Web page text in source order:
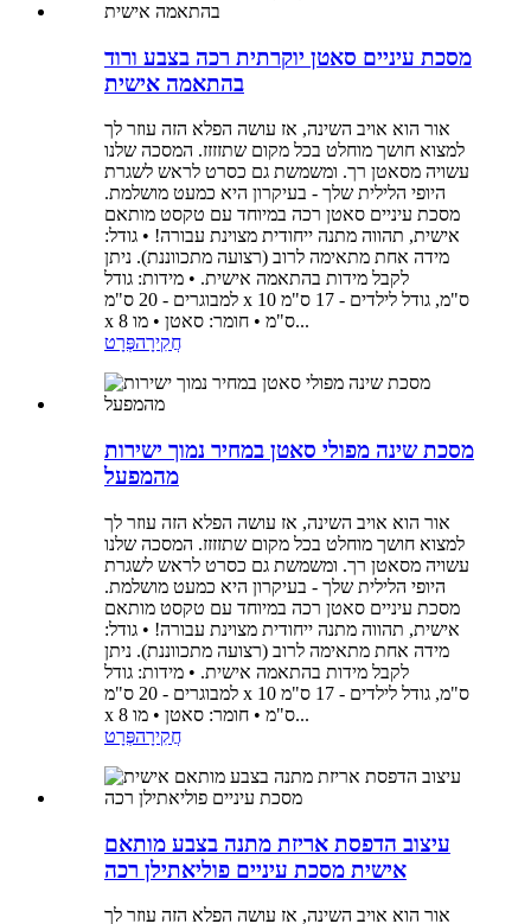
מסכת עיניים סאטן יוקרתית רכה בצבע ורוד
בהתאמה אישית
אור הוא אויב השינה, אז עושה הפלא הזה עוזר לך
למצוא חושך מוחלט בכל מקום שתזזזז. המסכה שלנו
עשויה מסאטן רך. ומשמשת גם כסרט לראש לשגרת
היופי הלילית שלך - בעיקרון היא כמעט מושלמת.
מסכת עיניים סאטן רכה במיוחד עם טקסט מותאם
אישית, תהווה מתנה ייחודית מצוינת עבורה! • גודל:
מידה אחת מתאימה לרוב (רצועה מתכווננת). ניתן
לקבל מידות בהתאמה אישית. • מידות: גודל
למבוגרים - 20 ס"מ x 10 ס"מ, גודל לילדים - 17 ס"מ
x 8 ס"מ • חומר: סאטן • מו...
חֲקִירָהפְּרָט
מסכת שינה מפולי סאטן במחיר נמוך ישירות
מהמפעל
אור הוא אויב השינה, אז עושה הפלא הזה עוזר לך
למצוא חושך מוחלט בכל מקום שתזזזז. המסכה שלנו
עשויה מסאטן רך. ומשמשת גם כסרט לראש לשגרת
היופי הלילית שלך - בעיקרון היא כמעט מושלמת.
מסכת עיניים סאטן רכה במיוחד עם טקסט מותאם
אישית, תהווה מתנה ייחודית מצוינת עבורה! • גודל:
מידה אחת מתאימה לרוב (רצועה מתכווננת). ניתן
לקבל מידות בהתאמה אישית. • מידות: גודל
למבוגרים - 20 ס"מ x 10 ס"מ, גודל לילדים - 17 ס"מ
x 8 ס"מ • חומר: סאטן • מו...
חֲקִירָהפְּרָט
עיצוב הדפסת אריזת מתנה בצבע מותאם
אישית מסכת עיניים פוליאתילן רכה
אור הוא אויב השינה, אז עושה הפלא הזה עוזר לך